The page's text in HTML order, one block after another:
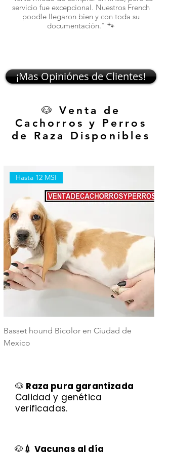
servicio fue excepcional. Nuestros French
poodle llegaron bien y con toda su
documentación." 🐾
¡Mas Opiniónes de Clientes!
🐶 Venta de
Cachorros y Perros
de Raza Disponibles
Hasta 12 MSI
Basset hound Bicolor en Ciudad de
Mexico
🐶 Raza pura garantizada
Calidad y genética
verificadas.
🐶 💉 Vacunas al día